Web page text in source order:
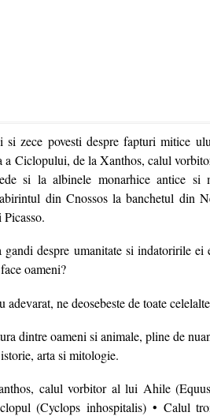
si zece povesti despre fapturi mitice
a Ciclopului, de la Xanthos, calul
si la albinele monarhice antice si
din Cnossos la banchetul din
despre umanitate si indatoririle ei
oameni?
adevarat, ne deosebeste de toate
dintre oameni si animale, pline de
arta si mitologie.
calul vorbitor al lui Ahile
(Cyclops inhospitalis) • Calul